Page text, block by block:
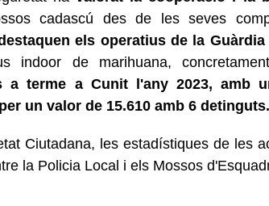
cadascú des de les seves
els operatius de la Guàrdia
indoor de marihuana,
a terme a Cunit l'any 2023, amb
un valor de 15.610 amb 6 detinguts.
Ciutadana, les estadístiques de les
la Policia Local i els Mossos